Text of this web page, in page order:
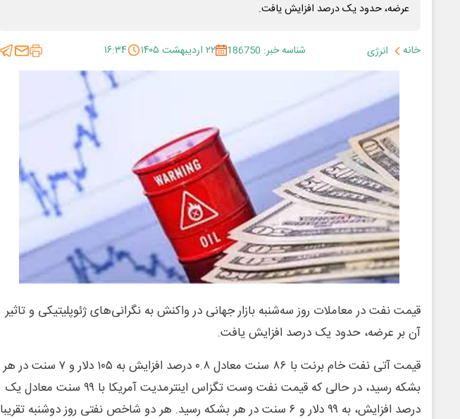
عرضه، حدود یک درصد افزایش یافت.
خانه انرژی شناسه خبر: 186750 ۲۲ اردیبهشت ۱۴۰۵ ۱۶:۳۴
قیمت نفت در معاملات روز سه‌شنبه بازار جهانی در واکنش به نگرانی‌های ژئوپلیتیکی و تاثیر
آن بر عرضه، حدود یک درصد افزایش یافت.
قیمت آتی نفت خام برنت با ۸۶ سنت معادل ۰.۸ درصد افزایش به ۱۰۵ دلار و ۷ سنت در هر
بشکه رسید، در حالی که قیمت نفت وست تگزاس اینترمدیت آمریکا با ۹۹ سنت معادل یک
درصد افزایش، به ۹۹ دلار و ۶ سنت در هر بشکه رسید. هر دو شاخص نفتی روز دوشنبه تقریبا